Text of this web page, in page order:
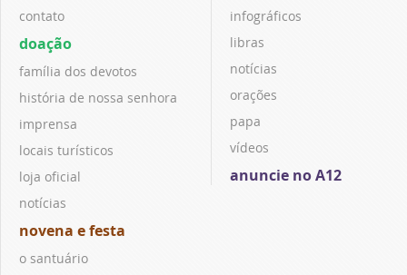
contato
doação
família dos devotos
história de nossa senhora
imprensa
locais turísticos
loja oficial
notícias
novena e festa
o santuário
infográficos
libras
notícias
orações
papa
vídeos
anuncie no A12